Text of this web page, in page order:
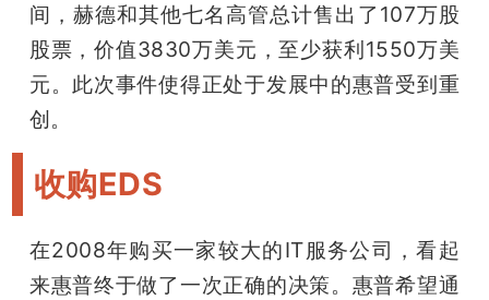
间，赫德和其他七名高管总计售出了107万股
股票，价值3830万美元，至少获利1550万美
元。此次事件使得正处于发展中的惠普受到重
创。
收购EDS
在2008年购买一家较大的IT服务公司，看起
来惠普终于做了一次正确的决策。惠普希望通